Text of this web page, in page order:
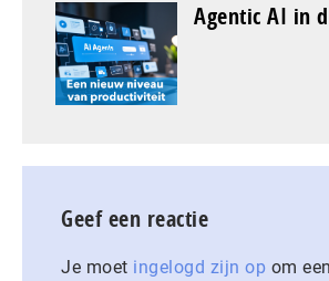
Agentic AI in
Geef een reactie
Je moet ingelogd zijn op om